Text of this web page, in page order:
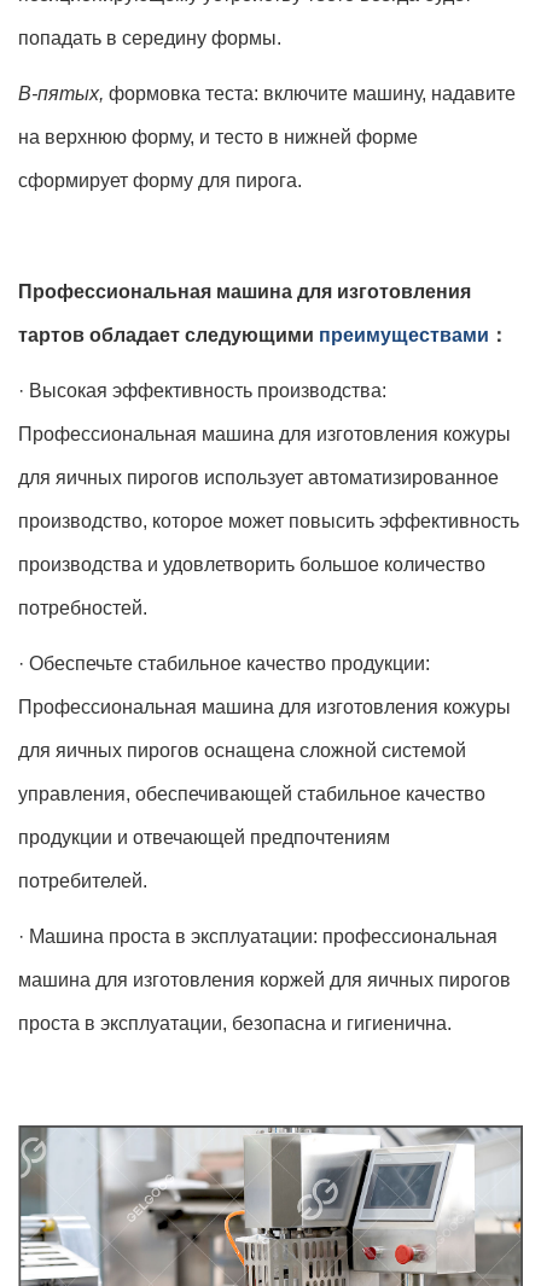
попадать в середину формы.
В-пятых, формовка теста: включите машину, надавите
на верхнюю форму, и тесто в нижней форме
сформирует форму для пирога.
Профессиональная машина для изготовления
тартов обладает следующими преимуществами ：
· Высокая эффективность производства:
Профессиональная машина для изготовления кожуры
для яичных пирогов использует автоматизированное
производство, которое может повысить эффективность
производства и удовлетворить большое количество
потребностей.
· Обеспечьте стабильное качество продукции:
Профессиональная машина для изготовления кожуры
для яичных пирогов оснащена сложной системой
управления, обеспечивающей стабильное качество
продукции и отвечающей предпочтениям
потребителей.
· Машина проста в эксплуатации: профессиональная
машина для изготовления коржей для яичных пирогов
проста в эксплуатации, безопасна и гигиенична.